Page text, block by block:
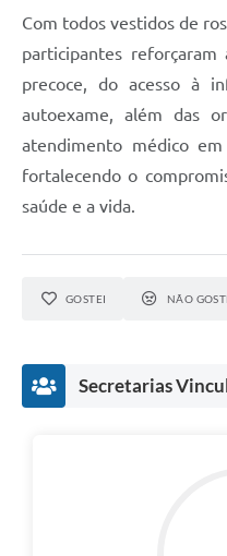
Com todos vestidos de
participantes
precoce, do acesso à
autoexame, além das
atendimento médico
fortalecendo o
saúde e a vida.
GOSTEI NÃO
Secretarias